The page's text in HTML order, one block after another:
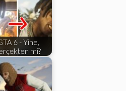
6 - Yine,
mi?